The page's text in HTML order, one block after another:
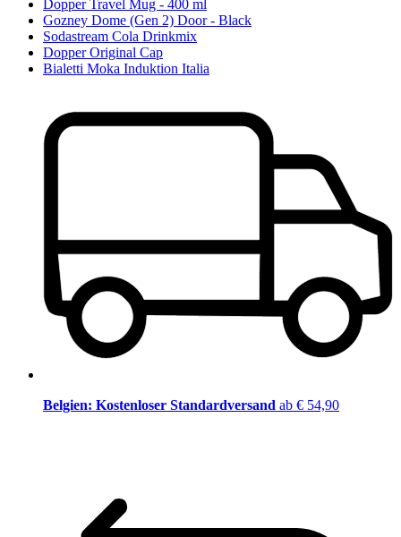
Dopper Travel Mug - 400 ml
Gozney Dome (Gen 2) Door - Black
Sodastream Cola Drinkmix
Dopper Original Cap
Bialetti Moka Induktion Italia
Belgien: Kostenloser Standardversand ab € 54,90